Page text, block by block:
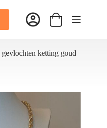
Winkelwagen
gevlochten ketting goud